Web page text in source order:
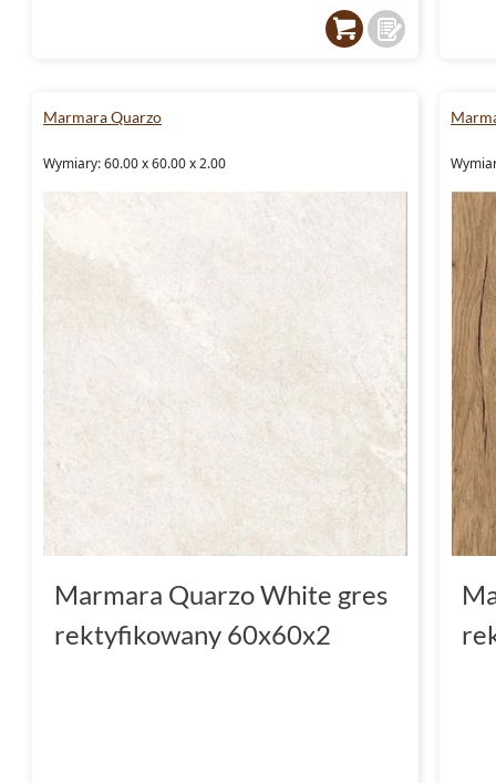
Marmara Quarzo
Wymiary: 60.00 x 60.00 x 2.00
Marmara Quarzo White gres
rektyfikowany 60x60x2